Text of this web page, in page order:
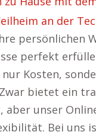
persönlichen
perfekt
Kosten,
bietet ein
aber unser
Bei uns